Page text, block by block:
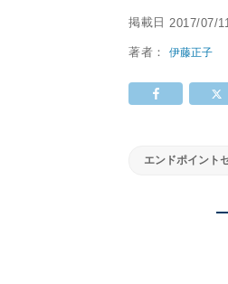
掲載日 2017/07/
著者：伊藤正子
エンドポイント